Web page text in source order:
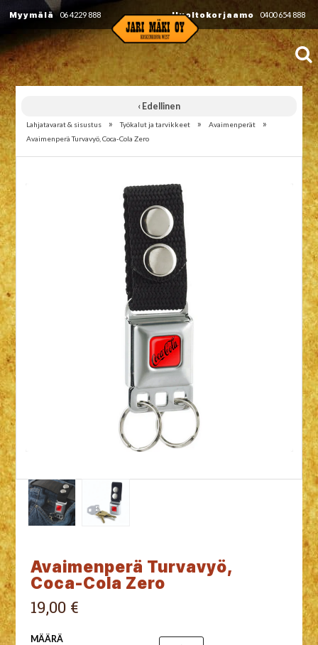
Myymälä 06 4229 888 Huoltokorjaamo 0400 654 888
‹ Edellinen
Lahjatavarat & sisustus » Työkalut ja tarvikkeet » Avaimenperät »
Avaimenperä Turvavyö, Coca-Cola Zero
Avaimenperä Turvavyö,
Coca-Cola Zero
19,00 €
MÄÄRÄ